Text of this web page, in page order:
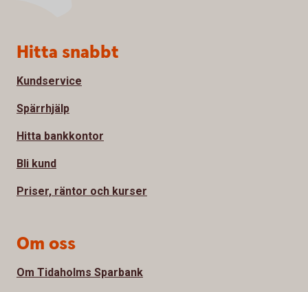
Sidfot
Hitta snabbt
Kundservice
Spärrhjälp
Hitta bankkontor
Bli kund
Priser, räntor och kurser
Om oss
Om Tidaholms Sparbank